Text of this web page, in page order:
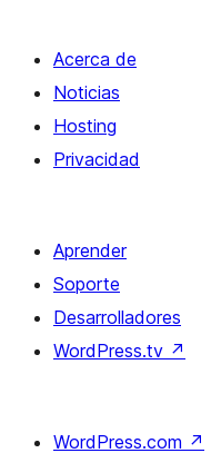
Acerca de
Noticias
Hosting
Privacidad
Aprender
Soporte
Desarrolladores
WordPress.tv ↗
WordPress.com ↗